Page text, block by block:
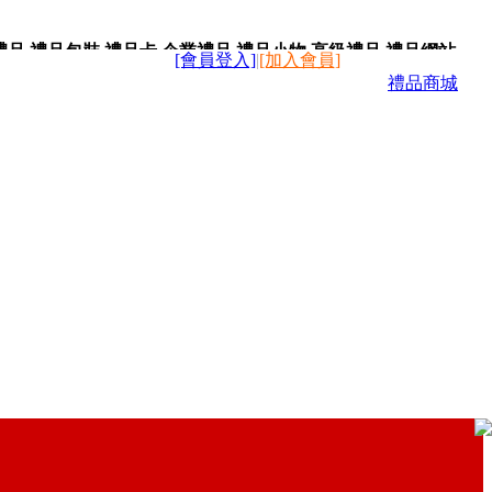
禮品包裝,禮品卡,企業禮品,禮品小物,高級禮品,禮品網站。
禮品商城
[會員登入]|[加入會員]